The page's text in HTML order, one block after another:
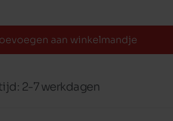
aan winkelmandje
2-7 werkdagen